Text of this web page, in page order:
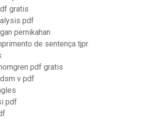
gratis
pdf
pernikahan
de sentença tjpr
pdf gratis
v pdf
pdf